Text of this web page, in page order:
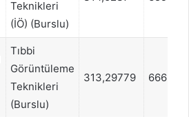
Teknikleri
(İÖ) (Burslu)
Tıbbi
Görüntüleme
Teknikleri
(Burslu)
313,29779 666543